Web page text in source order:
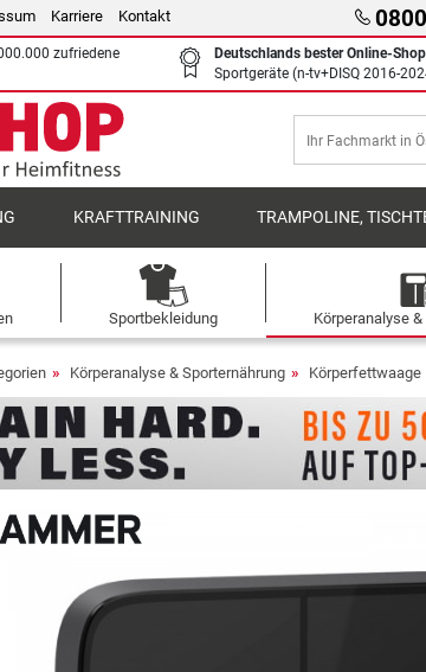
Karriere Kontakt
zufriedene
Deutschlands bester Online-Shop
Sportgeräte (n-tv+DISQ 2016-
KRAFTTRAINING TRAMPOLINE,
Sportbekleidung Körperanalyse
Körperanalyse & Sporternährung Körperfettwaage